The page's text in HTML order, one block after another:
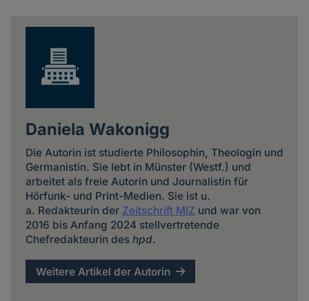
Daniela Wakonigg
Die Autorin ist studierte Philosophin, Theologin und
Germanistin. Sie lebt in Münster (Westf.) und
arbeitet als freie Autorin und Journalistin für
Hörfunk- und Print-Medien. Sie ist u.
a. Redakteurin der Zeitschrift MIZ und war von
2016 bis Anfang 2024 stellvertretende
Chefredakteurin des hpd.
Weitere Artikel der Autorin